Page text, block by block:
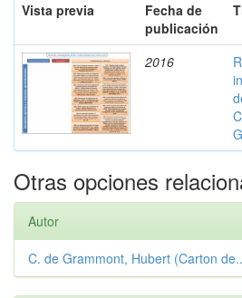
Vista previa
Fecha de
publicación
2016
Otras opciones
Autor
C. de Grammont, Hubert (Carton